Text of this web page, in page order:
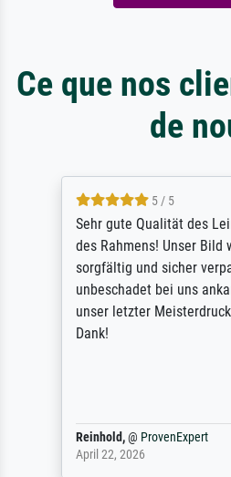
Ce que nos
de
5 / 5
Sehr gute Qualität des
des Rahmens! Unser Bild
sorgfältig und sicher
unbeschadet bei uns
unser letzter
Dank!
Reinhold,@ ProvenExpert
April 22, 2026